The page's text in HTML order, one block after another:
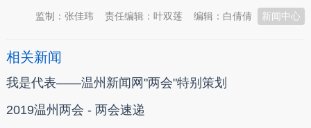
新闻中心
编辑：白倩倩
责任编辑：叶双莲
监制：张佳玮
相关新闻
我是代表——温州新闻网"两会"特别策划
2019温州两会 - 两会速递